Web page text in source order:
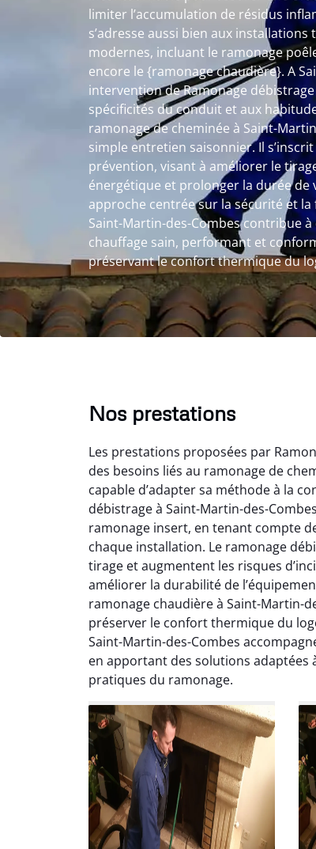
limiter l’accumulation de résidus
s’adresse aussi bien aux
modernes, incluant le ramonage
encore le {ramonage chaudière}. A
intervention de Ramonage
spécificités du conduit et aux
ramonage de cheminée à Saint-
simple entretien saisonnier. Il
prévention, visant à améliorer le
énergétique et prolonger la durée de
approche centrée sur la sécurité et
Saint-Martin-des-Combes contribue
chauffage sain, performant et
préservant le confort thermique du
Nos prestations
Les prestations proposées par
des besoins liés au ramonage de
capable d’adapter sa méthode à la
débistrage à Saint-Martin-des-
ramonage insert, en tenant compte
chaque installation. Le ramonage
tirage et augmentent les risques
améliorer la durabilité de
ramonage chaudière à Saint-Martin-
préserver le confort thermique du
Saint-Martin-des-Combes
en apportant des solutions adaptées
pratiques du ramonage.